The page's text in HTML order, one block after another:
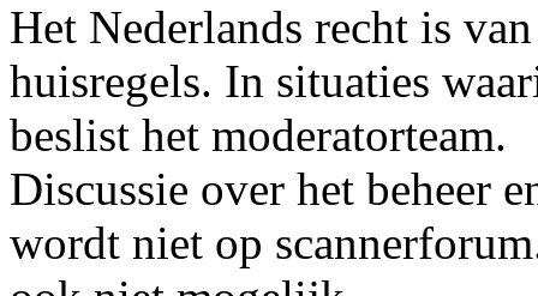
Het Nederlands recht is
huisregels. In situaties
beslist het moderatorteam.
Discussie over het beheer
wordt niet op